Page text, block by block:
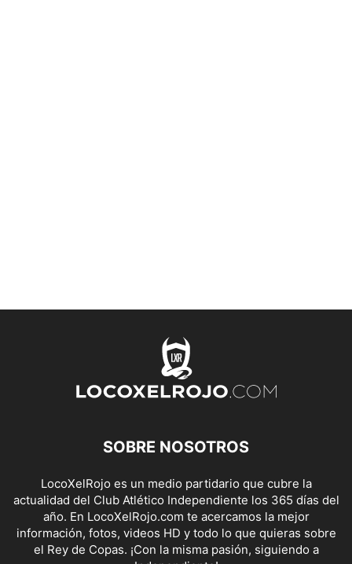
SOBRE NOSOTROS
LocoXelRojo es un medio partidario que cubre la
actualidad del Club Atlético Independiente los 365 días del
año. En LocoXelRojo.com te acercamos la mejor
información, fotos, videos HD y todo lo que quieras sobre
el Rey de Copas. ¡Con la misma pasión, siguiendo a